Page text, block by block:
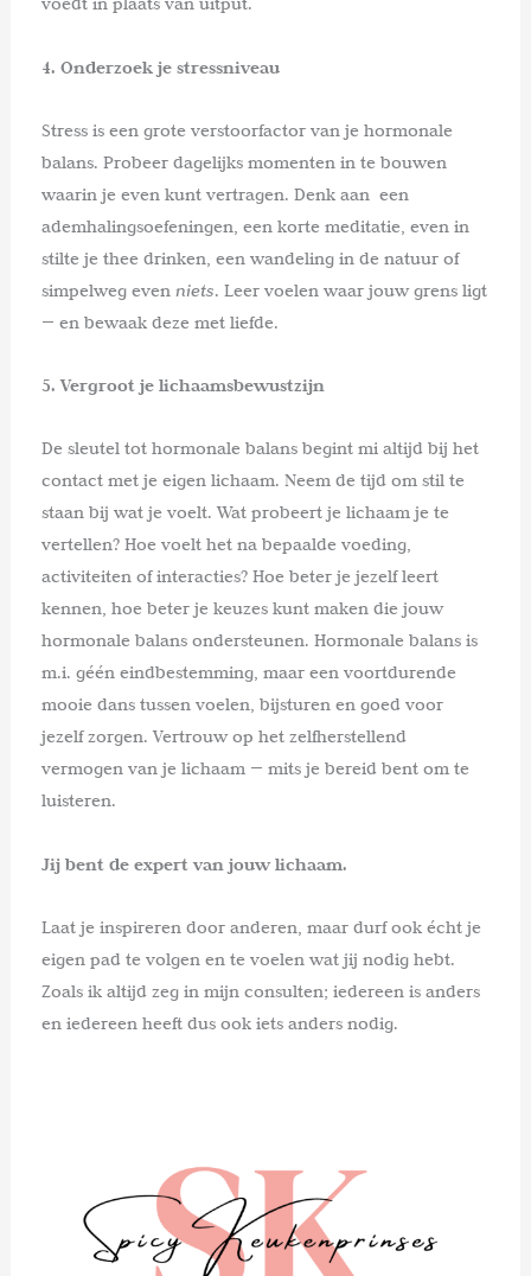
4. Onderzoek je stressniveau
Stress is een grote verstoorfactor van je hormonale
balans. Probeer dagelijks momenten in te bouwen
waarin je even kunt vertragen. Denk aan een
ademhalingsoefeningen, een korte meditatie, even in
stilte je thee drinken, een wandeling in de natuur of
simpelweg evenniets. Leer voelen waar jouw grens ligt
— en bewaak deze met liefde.
5. Vergroot je lichaamsbewustzijn
De sleutel tot hormonale balans begint mi altijd bij het
contact met je eigen lichaam. Neem de tijd om stil te
staan bij wat je voelt. Wat probeert je lichaam je te
vertellen? Hoe voelt het na bepaalde voeding,
activiteiten of interacties? Hoe beter je jezelf leert
kennen, hoe beter je keuzes kunt maken die jouw
hormonale balans ondersteunen. Hormonale balans is
m.i. géén eindbestemming, maar een voortdurende
mooie dans tussen voelen, bijsturen en goed voor
jezelf zorgen. Vertrouw op het zelfherstellend
vermogen van je lichaam — mits je bereid bent om te
luisteren.
Jij bent de expert van jouw lichaam.
Laat je inspireren door anderen, maar durf ook écht je
eigen pad te volgen en te voelen wat jij nodig hebt.
Zoals ik altijd zeg in mijn consulten; iedereen is anders
en iedereen heeft dus ook iets anders nodig.